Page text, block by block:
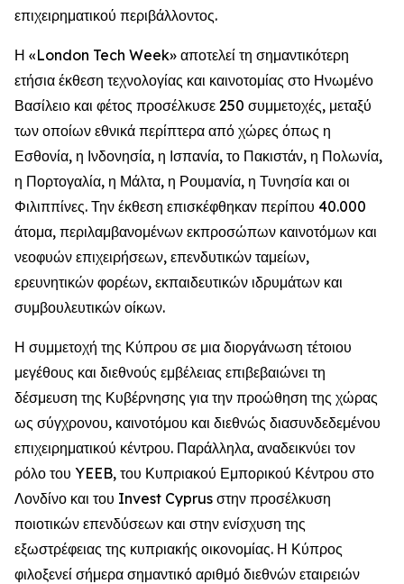
επιχειρηματικού περιβάλλοντος.
Η «London Tech Week» αποτελεί τη σημαντικότερη
ετήσια έκθεση τεχνολογίας και καινοτομίας στο Ηνωμένο
Βασίλειο και φέτος προσέλκυσε 250 συμμετοχές, μεταξύ
των οποίων εθνικά περίπτερα από χώρες όπως η
Εσθονία, η Ινδονησία, η Ισπανία, το Πακιστάν, η Πολωνία,
η Πορτογαλία, η Μάλτα, η Ρουμανία, η Τυνησία και οι
Φιλιππίνες. Την έκθεση επισκέφθηκαν περίπου 40.000
άτομα, περιλαμβανομένων εκπροσώπων καινοτόμων και
νεοφυών επιχειρήσεων, επενδυτικών ταμείων,
ερευνητικών φορέων, εκπαιδευτικών ιδρυμάτων και
συμβουλευτικών οίκων.
Η συμμετοχή της Κύπρου σε μια διοργάνωση τέτοιου
μεγέθους και διεθνούς εμβέλειας επιβεβαιώνει τη
δέσμευση της Κυβέρνησης για την προώθηση της χώρας
ως σύγχρονου, καινοτόμου και διεθνώς διασυνδεδεμένου
επιχειρηματικού κέντρου. Παράλληλα, αναδεικνύει τον
ρόλο του YEEB, του Κυπριακού Εμπορικού Κέντρου στο
Λονδίνο και του Invest Cyprus στην προσέλκυση
ποιοτικών επενδύσεων και στην ενίσχυση της
εξωστρέφειας της κυπριακής οικονομίας. Η Κύπρος
φιλοξενεί σήμερα σημαντικό αριθμό διεθνών εταιρειών